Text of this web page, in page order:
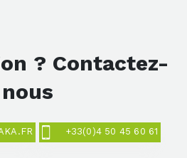
? Contactez-
nous
+33(0)4 50 45 60 61